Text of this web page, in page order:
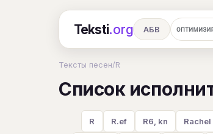
Teksti.org АБВ
Ч Ш Э Ю Я
Тексты песен/R
Список
R R.ef R6, kn Rachel